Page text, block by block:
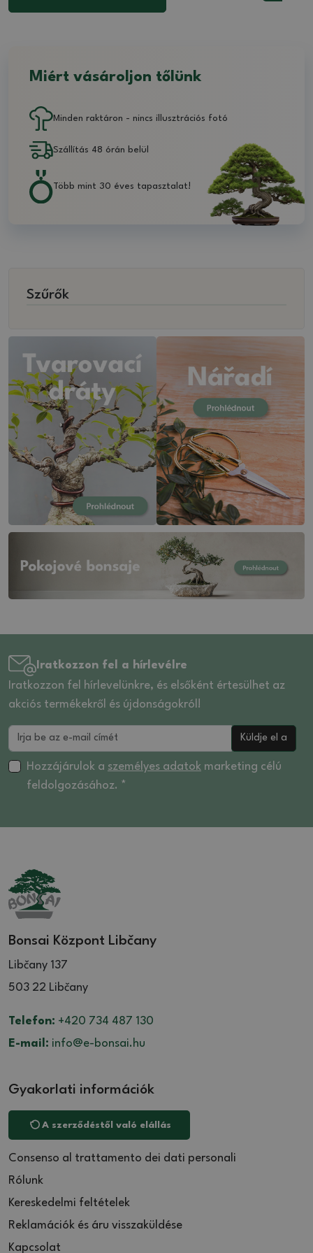
Szűrők
Miért vásároljon tőlünk
Minden raktáron - nincs illusztrációs fotó
Szállítás 48 órán belül
Több mint 30 éves tapasztalat!
Iratkozzon fel a hírlevélre
Iratkozzon fel hírlevelünkre, és elsőként értesülhet az
akciós termékekről és újdonságokról!
Küldje el a
Hozzájárulok a személyes adatok marketing célú
feldolgozásához. *
Bonsai Központ Libčany
Libčany 137
503 22 Libčany
Telefon: +420 734 487 130
E-mail: info@e-bonsai.hu
Gyakorlati információk
A szerződéstől való elállás
Consenso al trattamento dei dati personali
Rólunk
Kereskedelmi feltételek
Reklamációk és áru visszaküldése
Kapcsolat